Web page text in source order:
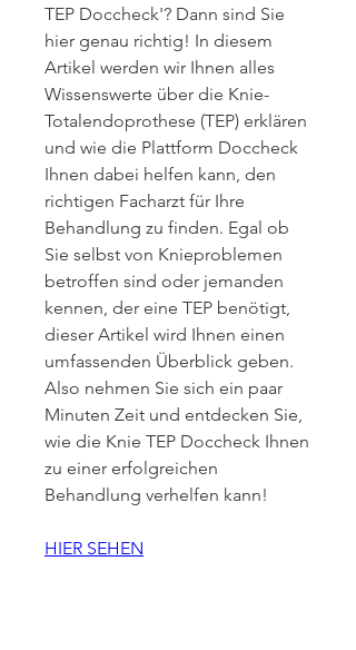
TEP Doccheck'? Dann sind Sie
hier genau richtig! In diesem
Artikel werden wir Ihnen alles
Wissenswerte über die Knie-
Totalendoprothese (TEP) erklären
und wie die Plattform Doccheck
Ihnen dabei helfen kann, den
richtigen Facharzt für Ihre
Behandlung zu finden. Egal ob
Sie selbst von Knieproblemen
betroffen sind oder jemanden
kennen, der eine TEP benötigt,
dieser Artikel wird Ihnen einen
umfassenden Überblick geben.
Also nehmen Sie sich ein paar
Minuten Zeit und entdecken Sie,
wie die Knie TEP Doccheck Ihnen
zu einer erfolgreichen
Behandlung verhelfen kann!
HIER SEHEN